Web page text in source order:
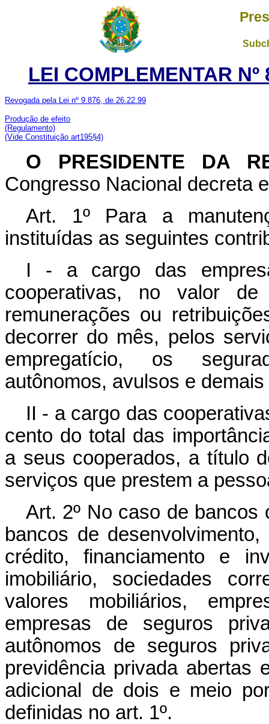
LEI COMPLEMENTAR
Revogada pela Lei nº 9.876, de 26.22.99
Produção de efeito
(Regulamento)
(Vide Constituição art195§4)
O PRESIDENTE DA
Congresso Nacional decreta
Art. 1º Para a
instituídas as seguintes
I - a cargo das
cooperativas, no valor
remunerações ou
decorrer do mês, pelos
empregatício, os
autônomos, avulsos e
II - a cargo das
cento do total das
a seus cooperados, a título
serviços que prestem a
Art. 2º No caso de bancos
bancos de
crédito, financiamento e
imobiliário, sociedades
valores mobiliários,
empresas de seguros
autônomos de seguros
previdência privada abertas
adicional de dois e meio
definidas no art. 1º.